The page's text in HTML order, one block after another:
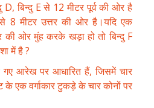
D, बिन्दु E से 12 मीटर पूर्व की ओर है
8 मीटर उत्तर की ओर है।यदि एक
की ओर मुंह करके खड़ा हो तो बिन्दु F
में है ?
गए आरेख पर आधारित हैं, जिसमें चार
के एक वर्गाकार टुकड़े के चार कोनों पर